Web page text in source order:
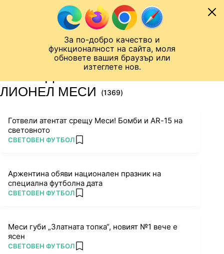
За по-добро качество и
функционалност на сайта, моля
обновете вашия браузър или
изтеглете нов.
Към съдържанието
Лига на Конференциите
ЛИОНЕЛ МЕСИ
(1369)
Готвели атентат срещу Меси! Бомби и AR-15 на
световното
ПОВЕЧЕ ОТ
СВЕТОВЕН ФУТБОЛ add favorites
Аржентина обяви национален празник на
специална футболна дата
ПОВЕЧЕ ОТ
СВЕТОВЕН ФУТБОЛ add favorites
Меси губи „Златната топка“, новият №1 вече е
ясен
ПОВЕЧЕ ОТ
СВЕТОВЕН ФУТБОЛ add favorites